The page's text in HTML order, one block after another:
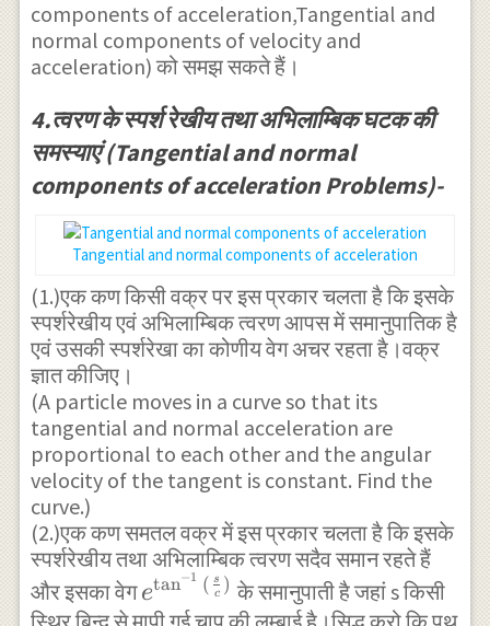
}^{ 2 }+{
a }^{ 2
v=\omega
\sqrt { {
2a }^{ 2 }-
}
\\ \int _{
b }^{ a }{
\frac { dr
}{ b\sqrt
{ { r }^{ 2
}-{ b }^{
2 } } } }
=\int {
\omega dt
} \\ {
[\cosh ^{
-1 }{
(\frac { r
}{ b } ) } ]
}_{ b }^{
a
}=\omega
t\\ t=
(\frac { 1
}{ \omega
components of acceleration,Tangential and
normal components of velocity and
acceleration) को समझ सकते हैं।
4.त्वरण के स्पर्श रेखीय तथा अभिलाम्बिक घटक की
समस्याएं (Tangential and normal
components of acceleration Problems)-
Tangential and normal components of acceleration
(1.)एक कण किसी वक्र पर इस प्रकार चलता है कि इसके
स्पर्शरेखीय एवं अभिलाम्बिक त्वरण आपस में समानुपातिक है
एवं उसकी स्पर्शरेखा का कोणीय वेग अचर रहता है।वक्र
ज्ञात कीजिए।
(A particle moves in a curve so that its
tangential and normal acceleration are
proportional to each other and the angular
velocity of the tangent is constant. Find the
curve.)
(2.)एक कण समतल वक्र में इस प्रकार चलता है कि इसके
स्पर्शरेखीय तथा अभिलाम्बिक त्वरण सदैव समान रहते हैं
और इसका वेग{ e
etan−1 ( c
s ) के समानुपाती है जहां s किसी